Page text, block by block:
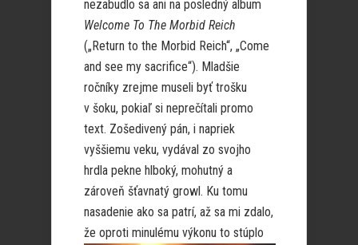
nezabudlo sa ani na posledný album
Welcome To The Morbid Reich
(„Return to the Morbid Reich“, „Come
and see my sacrifice“). Mladšie
ročníky zrejme museli byť trošku
v šoku, pokiaľ si neprečítali promo
text. Zošedivený pán, i napriek
vyššiemu veku, vydával zo svojho
hrdla pekne hlboký, mohutný a
zároveň šťavnatý growl. Ku tomu
nasadenie ako sa patrí, až sa mi zdalo,
že oproti minulému výkonu to stúplo